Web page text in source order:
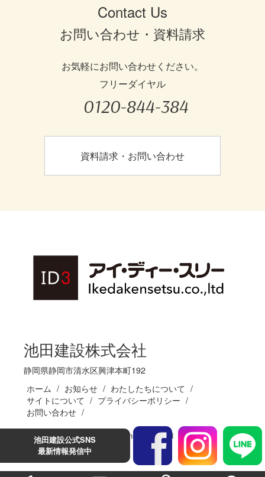
Contact Us
お問い合わせ・資料請求
お気軽にお問い合わせください。
フリーダイヤル
0120-844-384
資料請求・お問い合わせ
池田建設公式SNS
最新情報発信中
池田建設株式会社
静岡県静岡市清水区興津本町192
ホーム
お知らせ
わたしたちについて
サイトについて
プライバシーポリシー
お問い合わせ
(C)Ikedakensetsu.co.,ltd